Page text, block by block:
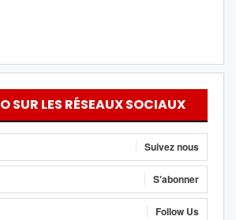
SUR LES RÉSEAUX SOCIAUX
Suivez nous
S'abonner
Follow Us